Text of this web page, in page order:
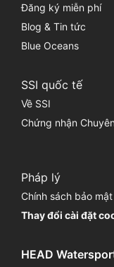
Đăng ký miễn phí
Blog & Tin tức
Blue Oceans
SSI quốc tế
Về SSI
Chứng nhận
Pháp lý
Chính sách bảo mật
Thay đổi cài đặt
HEAD